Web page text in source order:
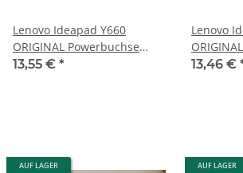
Lenovo Ideapad Y660
ORIGINAL Powerbuchse
Netzteilbuchse #2180
13,55 € *
Lenovo
13,46 €
AUF LAGER AUF LAGER